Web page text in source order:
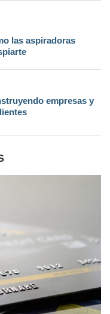
las aspiradoras
empresas y